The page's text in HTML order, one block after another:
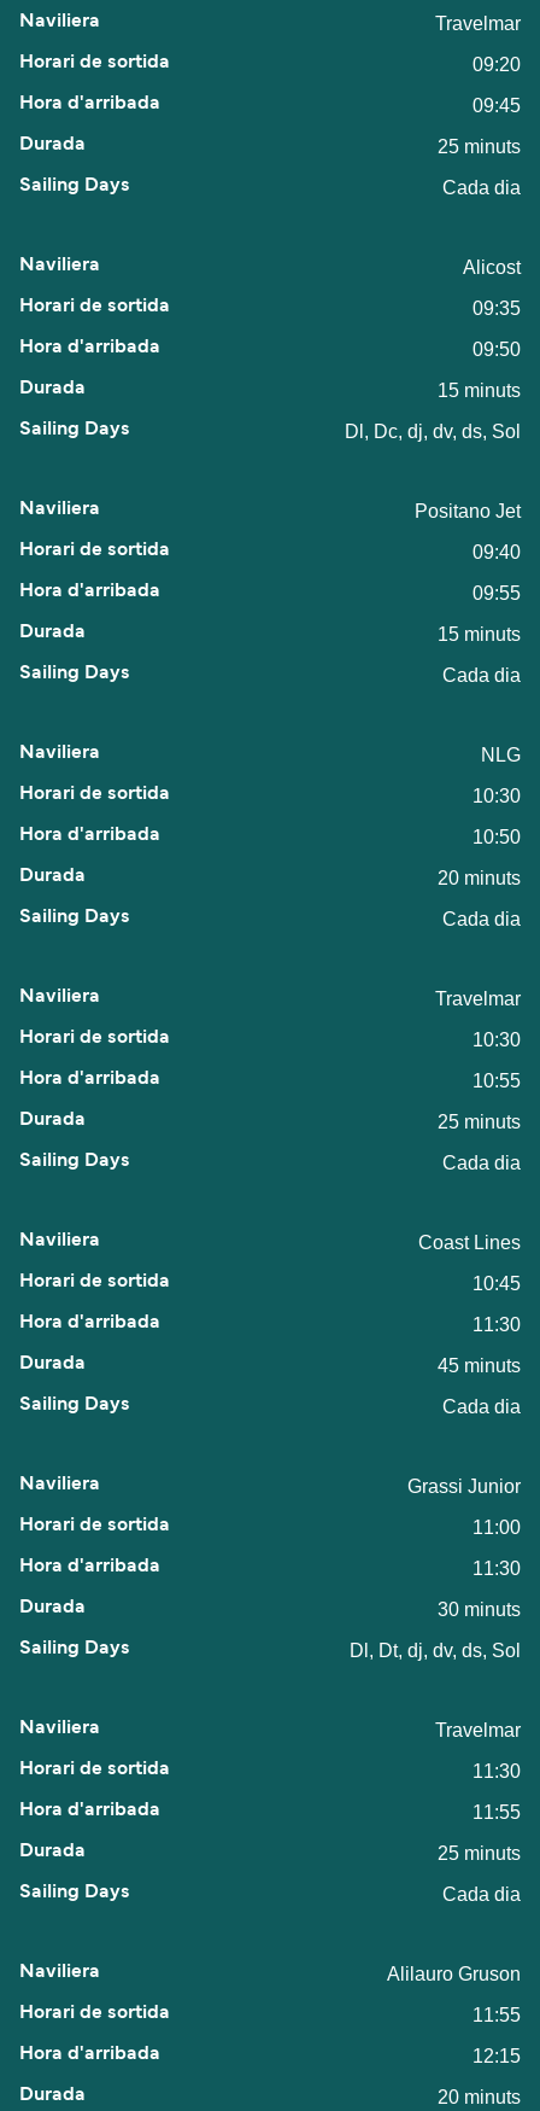
Travelmar
09:20
09:45
25 minuts
Cada dia
Alicost
09:35
09:50
15 minuts
Dl, Dc, dj, dv, ds, Sol
Positano Jet
09:40
09:55
15 minuts
Cada dia
NLG
10:30
10:50
20 minuts
Cada dia
Travelmar
10:30
10:55
25 minuts
Cada dia
Coast Lines
10:45
11:30
45 minuts
Cada dia
Grassi Junior
11:00
11:30
30 minuts
Dl, Dt, dj, dv, ds, Sol
Travelmar
11:30
11:55
25 minuts
Cada dia
Alilauro Gruson
11:55
12:15
20 minuts